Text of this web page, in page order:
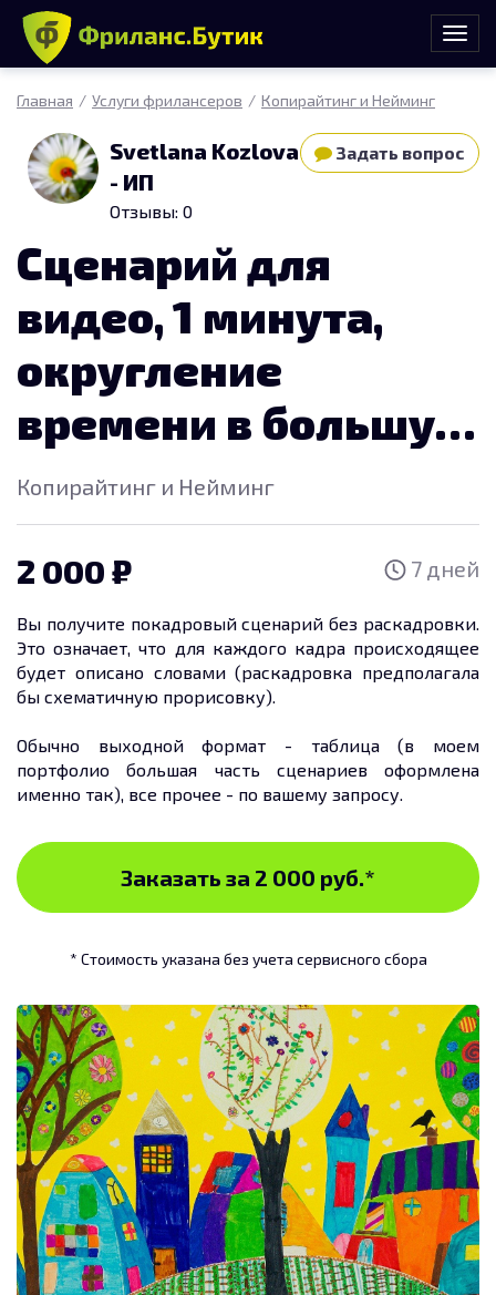
Главная Услуги фрилансеров Копирайтинг и Нейминг
Задать вопрос
Svetlana Kozlova
- ИП
Отзывы: 0
Сценарий для
видео, 1 минута,
округление
времени в большую
сторону
Копирайтинг и Нейминг
2 000 7 дней
Вы получите покадровый сценарий без раскадровки.
Это означает, что для каждого кадра происходящее
будет описано словами (раскадровка предполагала
бы схематичную прорисовку).
Обычно выходной формат - таблица (в моем
портфолио большая часть сценариев оформлена
именно так), все прочее - по вашему запросу.
Заказать за 2 000 руб.*
* Стоимость указана без учета сервисного сбора